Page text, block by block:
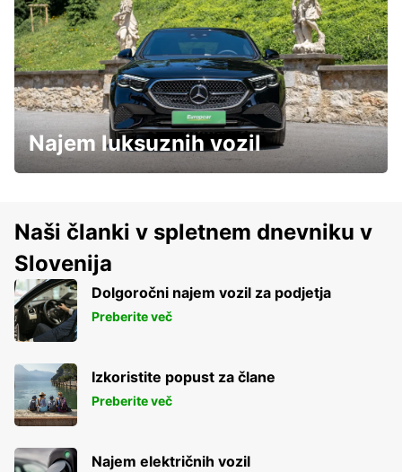
Najem luksuznih vozil
Naši članki v spletnem dnevniku v
Slovenija
Dolgoročni najem vozil za podjetja
Preberite več
Izkoristite popust za člane
Preberite več
Najem električnih vozil